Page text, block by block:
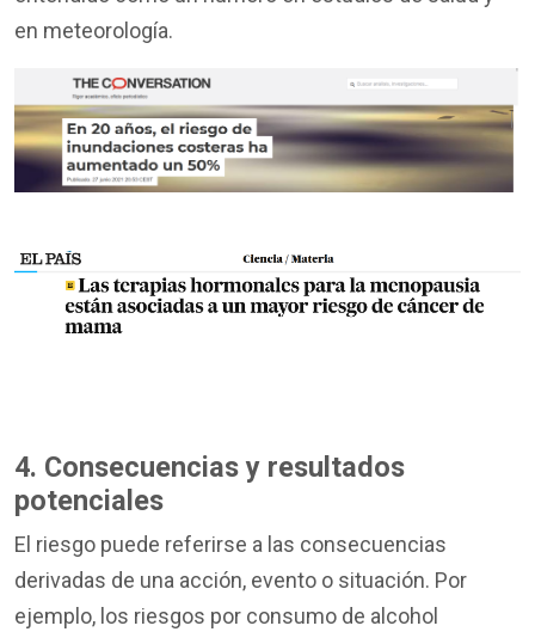
en meteorología.
4. Consecuencias y resultados
potenciales
El riesgo puede referirse a las consecuencias
derivadas de una acción, evento o situación. Por
ejemplo, los riesgos por consumo de alcohol